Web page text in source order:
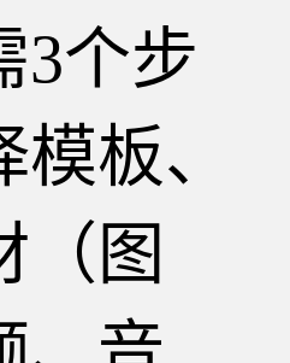
3个步
板、
（图